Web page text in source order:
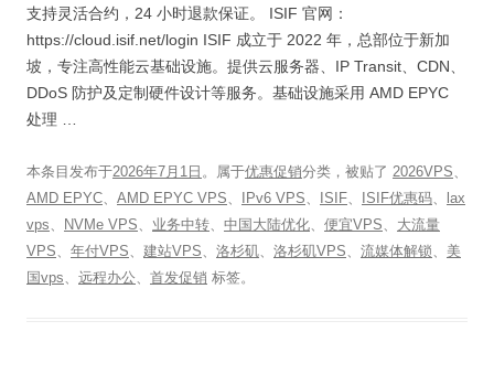
支持灵活合约，24 小时退款保证。 ISIF 官网：
https://cloud.isif.net/login ISIF 成立于 2022 年，总部位于新加
坡，专注高性能云基础设施。提供云服务器、IP Transit、CDN、
DDoS 防护及定制硬件设计等服务。基础设施采用 AMD EPYC
处理 …
本条目发布于2026年7月1日 。属于优惠促销分类，被贴了 2026VPS、
AMD EPYC、 AMD EPYC VPS、 IPv6 VPS、 ISIF、 ISIF优惠码、
lax
vps、 NVMe VPS、 业务中转、 中国大陆优化、 便宜VPS、 大流量
VPS、 年付VPS、 建站VPS、 洛杉矶、 洛杉矶VPS、 流媒体解锁、 美
国vps、 远程办公、 首发促销 标签。